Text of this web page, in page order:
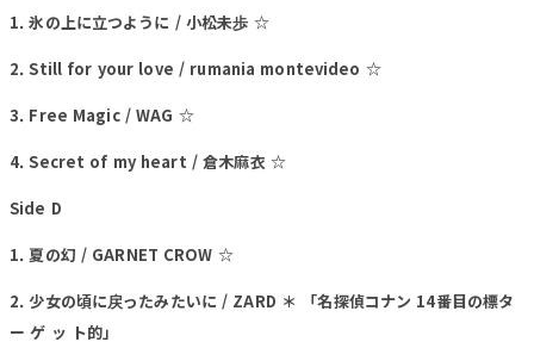
1. 氷の上に立つように / 小松未歩 ☆
2. Still for your love / rumania montevideo ☆
3. Free Magic / WAG ☆
4. Secret of my heart / 倉木麻衣 ☆
Side D
1. 夏の幻 / GARNET CROW ☆
2. 少女の頃に戻ったみたいに / ZARD ＊ 「名探偵コナン 14番目の標タ
ー ゲ ッ ト的」